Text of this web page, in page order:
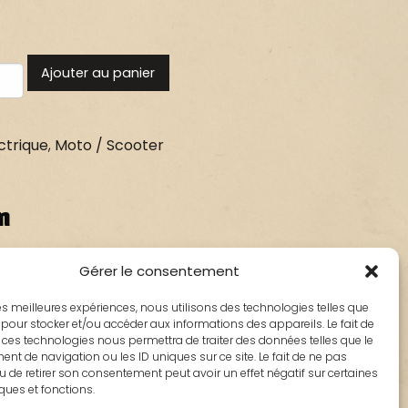
Gérer le consentement
meilleures expériences, nous utilisons des technologies telles que
stocker et/ou accéder aux informations des appareils. Le fait de
technologies nous permettra de traiter des données telles que le
de navigation ou les ID uniques sur ce site. Le fait de ne pas
de retirer son consentement peut avoir un effet négatif sur certaines
et fonctions.
Ajouter au panier
, Moto / Scooter
6402445
250cc, 300cc, 400cc, 500cc de 2008 à
500cc